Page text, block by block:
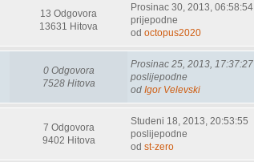
13 Odgovora
13631 Hitova
Prosinac 30, 2013, 06:58:54
prijepodne
odoctopus2020
0 Odgovora
7528 Hitova
Prosinac 25, 2013, 17:37:27
poslijepodne
odIgor Velevski
7 Odgovora
9402 Hitova
Studeni 18, 2013, 20:53:55
poslijepodne
odst-zero